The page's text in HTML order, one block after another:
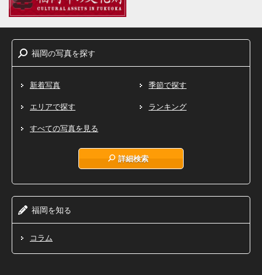
福岡の写真を探す
新着写真 季節で探す
エリアで探す ランキング
すべての写真を見る
詳細検索
福岡を知る
コラム